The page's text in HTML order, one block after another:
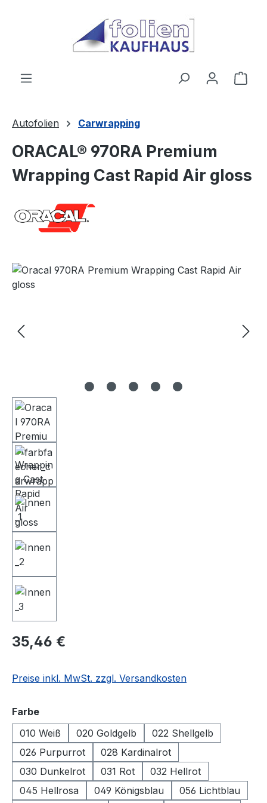
Autofolien Carwrapping
ORACAL® 970RA Premium
Wrapping Cast Rapid Air gloss
Bildergalerie überspringen
Regulärer Preis:
35,46 €
Preise inkl. MwSt. zzgl. Versandkosten
Farbeauswählen
010 Weiß
020 Goldgelb
022 Shellgelb
026 Purpurrot
028 Kardinalrot
030 Dunkelrot
031 Rot
032 Hellrot
045 Hellrosa
049 Königsblau
056 Lichtblau